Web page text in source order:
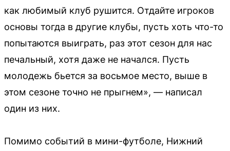
как любимый клуб рушится. Отдайте игроков
основы тогда в другие клубы, пусть хоть что-то
попытаются выиграть, раз этот сезон для нас
печальный, хотя даже не начался. Пусть
молодежь бьется за восьмое место, выше в
этом сезоне точно не прыгнем», — написал
один из них.
Помимо событий в мини-футболе, Нижний